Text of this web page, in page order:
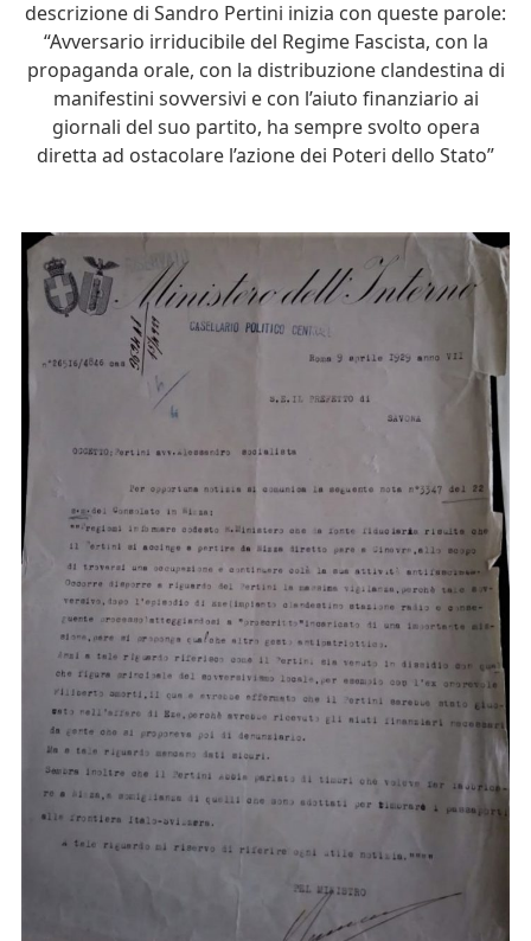
descrizione di Sandro Pertini inizia con queste parole:
“Avversario irriducibile del Regime Fascista, con la
propaganda orale, con la distribuzione clandestina di
manifestini sovversivi e con l’aiuto finanziario ai
giornali del suo partito, ha sempre svolto opera
diretta ad ostacolare l’azione dei Poteri dello Stato”